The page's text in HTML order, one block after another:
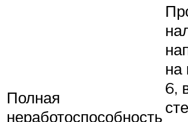
Полная
неработоспособность
на
6,